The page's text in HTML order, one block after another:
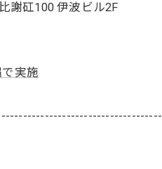
謝矼100 伊波ビル2F
実施